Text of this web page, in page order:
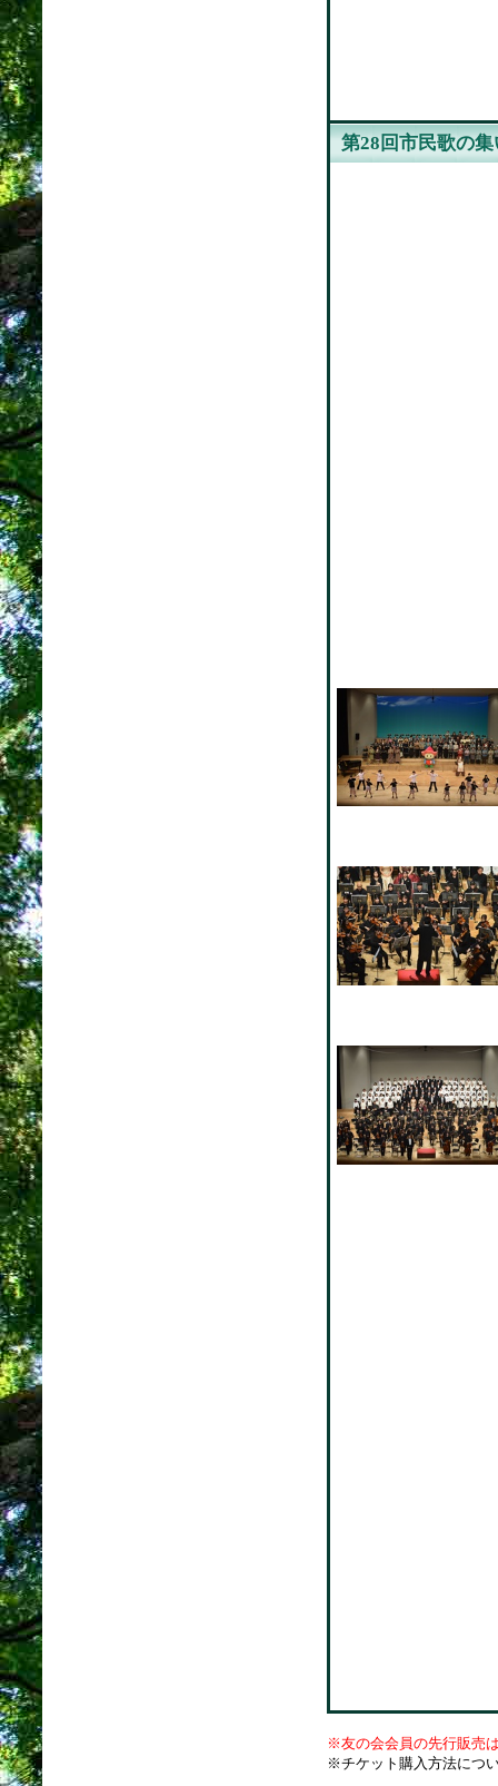
第28回市民歌の集
※友の会会員の先行販売
※チケット購入方法につ